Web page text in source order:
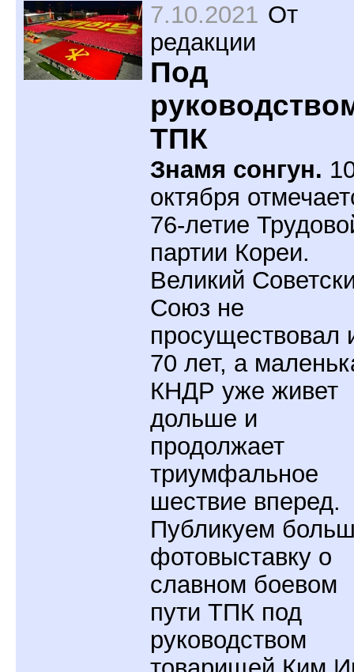
7.10.2021 От
редакции
Под
ТПК
Знамя сонгун.
октября
76-летие
партии Кореи.
Великий
Союз не
просуществовал
70 лет, а
КНДР уже живет
дольше и
продолжает
триумфальное
шествие вперед.
Публикуем
фотовыставку о
славном боевом
пути ТПК под
руководством